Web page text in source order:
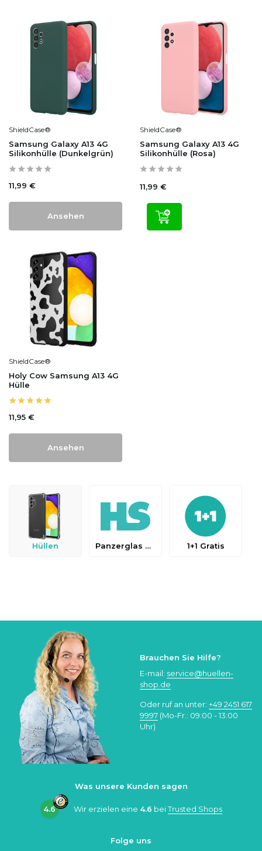
ShieldCase®
Samsung Galaxy A13 4G
Silikonhülle (Dunkelgrün)
11,99 €
Ansehen
ShieldCase®
Samsung Galaxy A13 4G
Silikonhülle (Rosa)
11,99 €
ShieldCase®
Holy Cow Samsung A13 4G
Hülle
11,95 €
Ansehen
Hüllen Panzerglas & Schutzfolien 1+1 Gratis
Brauchen Sie Hilfe?
E-mail: service@huellen-
shop.de
Oder ruf an unter: +49 2451 617
9997 (Mo-Fr.: 09:00 - 13:00
Uhr)
Was unsere Kunden sagen
4.6 Wir erzielen eine 4.6 beiTrusted Shops
Folge uns